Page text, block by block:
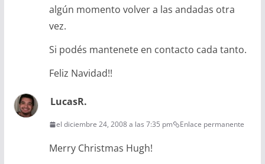
algún momento volver a las andadas otra
vez.
Si podés mantenete en contacto cada tanto.
Feliz Navidad!!
LucasR.
el diciembre 24, 2008 a las 7:35 pm Enlace permanente
Merry Christmas Hugh!